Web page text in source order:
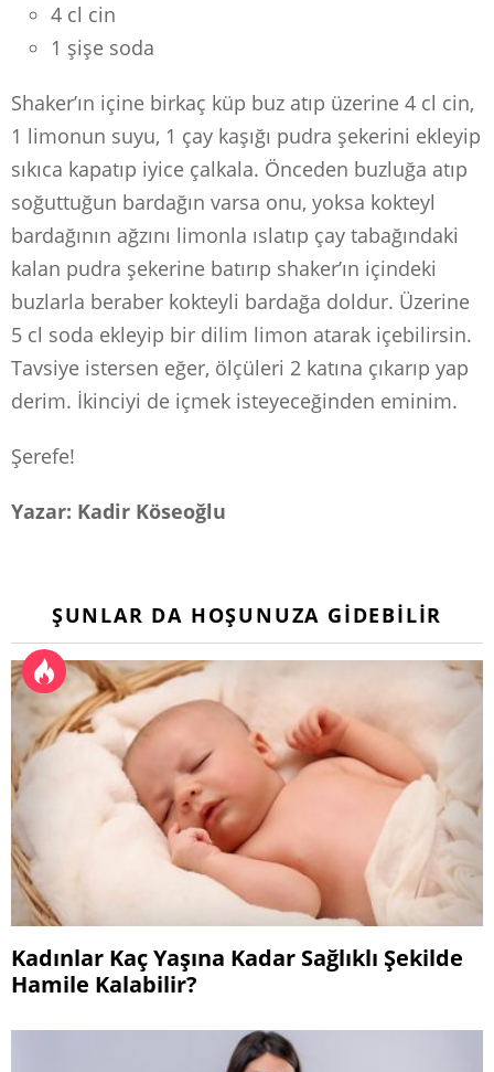
4 cl cin
1 şişe soda
Shaker’ın içine birkaç küp buz atıp üzerine 4 cl cin,
1 limonun suyu, 1 çay kaşığı pudra şekerini ekleyip
sıkıca kapatıp iyice çalkala. Önceden buzluğa atıp
soğuttuğun bardağın varsa onu, yoksa kokteyl
bardağının ağzını limonla ıslatıp çay tabağındaki
kalan pudra şekerine batırıp shaker’ın içindeki
buzlarla beraber kokteyli bardağa doldur. Üzerine
5 cl soda ekleyip bir dilim limon atarak içebilirsin.
Tavsiye istersen eğer, ölçüleri 2 katına çıkarıp yap
derim. İkinciyi de içmek isteyeceğinden eminim.
Şerefe!
Yazar: Kadir Köseoğlu
ŞUNLAR DA HOŞUNUZA GIDEBILIR
Kadınlar Kaç Yaşına Kadar Sağlıklı Şekilde
Hamile Kalabilir?